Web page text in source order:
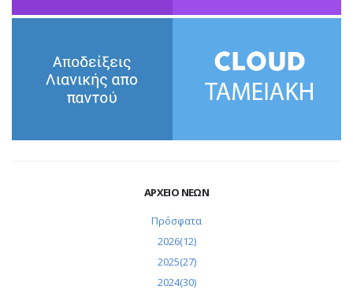
ΑΡΧΕΙΟ ΝΕΩΝ
Πρόσφατα
2026(12)
2025(27)
2024(30)